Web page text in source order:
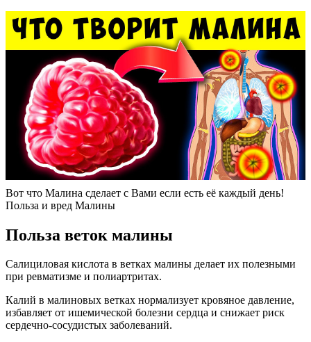
Вот что Малина сделает с Вами если есть её каждый день!
Польза и вред Малины
Польза веток малины
Салициловая кислота в ветках малины делает их полезными
при ревматизме и полиартритах.
Калий в малиновых ветках нормализует кровяное давление,
избавляет от ишемической болезни сердца и снижает риск
сердечно-сосудистых заболеваний.